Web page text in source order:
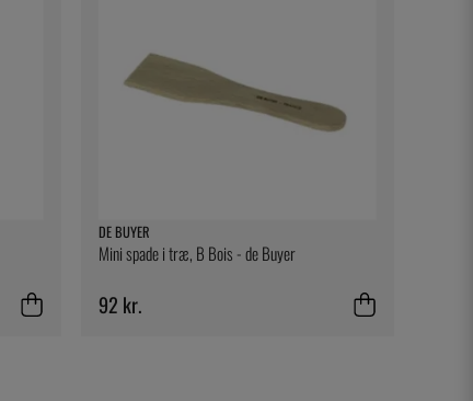
DE BUYER
Mini spade i træ, B Bois - de Buyer
92 kr.